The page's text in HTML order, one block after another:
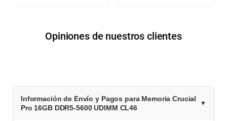
Opiniones de nuestros clientes
$
4
Información de Envío y Pagos para Memoria Crucial
Pro 16GB DDR5-5600 UDIMM CL46